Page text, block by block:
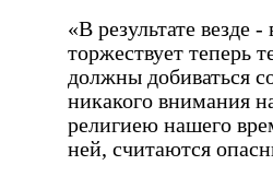
«В результате везде
торжествует теперь
должны добиваться
никакого внимания
религиею нашего
ней, считаются